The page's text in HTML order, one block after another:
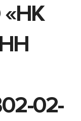
«НК
02-